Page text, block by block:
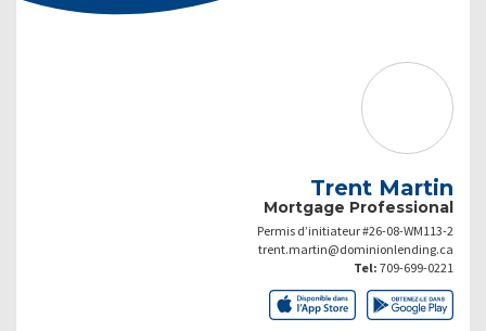
Trent Martin
Mortgage Professional
Permis d’initiateur #26-08-WM113-2
trent.martin@dominionlending.ca
Tel: 709-699-0221